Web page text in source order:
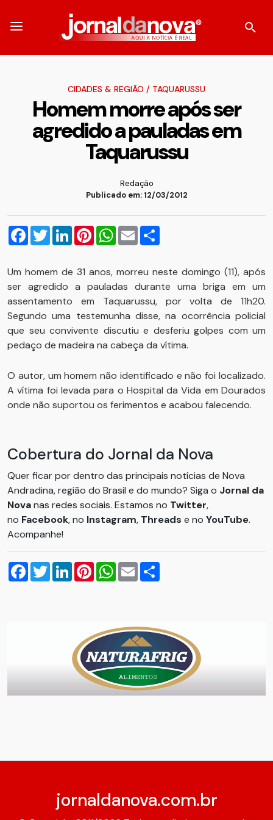
CIDADES & REGIÃO / TAQUARUSSU
Homem morre após ser
agredido a pauladas em
Taquarussu
Redação
Publicado em: 12/03/2012
Facebook
TwitterLinkedInPinterestWhatsApp
Email
Um homem de 31 anos, morreu neste domingo (11), após
ser agredido a pauladas durante uma briga em um
assentamento em Taquarussu, por volta de 11h20.
Segundo uma testemunha disse, na ocorrência policial
que seu convivente discutiu e desferiu golpes com um
pedaço de madeira na cabeça da vítima.
O autor, um homem não identificado e não foi localizado.
A vítima foi levada para o Hospital da Vida em Dourados
onde não suportou os ferimentos e acabou falecendo.
Cobertura do Jornal da Nova
Quer ficar por dentro das principais notícias de Nova
Andradina, região do Brasil e do mundo? Siga o Jornal da
Novanas redes sociais. Estamos no Twitter,
no Facebook, no Instagram, Threads e no YouTube.
Acompanhe!
Facebook
TwitterLinkedInPinterestWhatsApp
Email
jornaldanova.com.br